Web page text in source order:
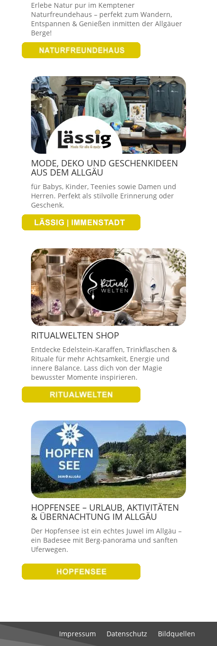
Erlebe Natur pur im Kemptener
Naturfreundehaus – perfekt zum Wandern,
Entspannen & Genießen inmitten der Allgäuer
Berge!
MODE, DEKO UND GESCHENKIDEEN
AUS DEM ALLGÄU
für Babys, Kinder, Teenies sowie Damen und
Herren. Perfekt als stilvolle Erinnerung oder
Geschenk.
RITUALWELTEN SHOP
Entdecke Edelstein-Karaffen, Trinkflaschen &
Rituale für mehr Achtsamkeit, Energie und
innere Balance. Lass dich von der Magie
bewusster Momente inspirieren.
HOPFENSEE – URLAUB, AKTIVITÄTEN
& ÜBERNACHTUNG IM ALLGÄU
Der Hopfensee ist ein echtes Juwel im Allgäu –
ein Badesee mit Berg-panorama und sanften
Uferwegen.
Impressum Datenschutz Bildquellen